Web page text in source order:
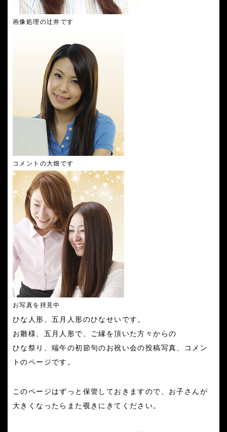
画像処理の辻井です
コメントの大畑です
お写真を拝見中
ひな人形、五月人形のひなせいです。
お雛様、五月人形で、ご縁を頂いた方々からの
ひな祭り、端午の初節句のお祝い会の投稿写真、コメン
トのページです。
このページはずっと保管しておきますので、お子さんが
大きくなったらまた覗きにきてください。